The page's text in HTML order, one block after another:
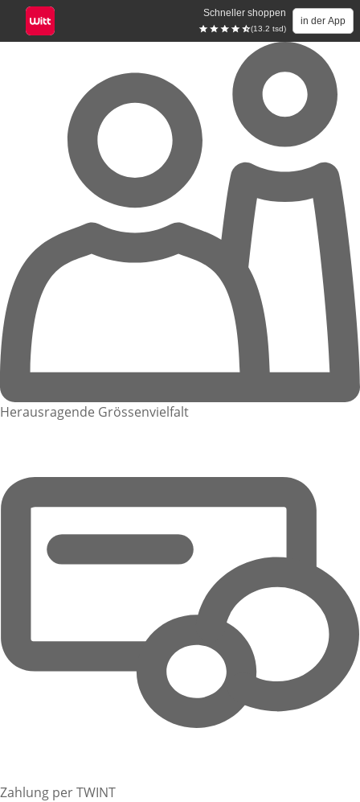
Schneller shoppen
(13.2 tsd)
in der App
Herausragende Grössenvielfalt
Zahlung per TWINT